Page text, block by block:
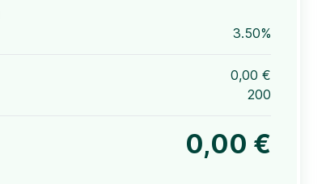
3.50%
0,00 €
200
0,00 €